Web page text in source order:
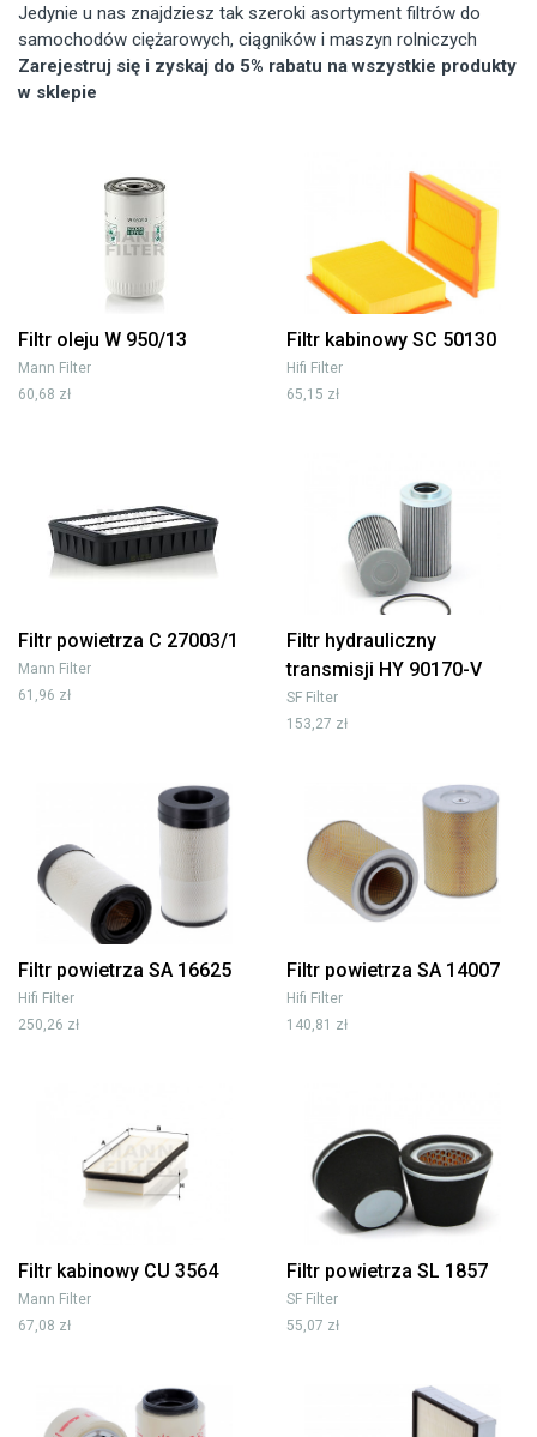
Jedynie u nas znajdziesz tak szeroki asortyment filtrów do
samochodów ciężarowych, ciągników i maszyn rolniczych
Zarejestruj się i zyskaj do 5% rabatu na wszystkie produkty
w sklepie
Filtr oleju W 950/13
Mann Filter
60,68 zł
Filtr kabinowy SC 50130
Hifi Filter
65,15 zł
Filtr powietrza C 27003/1
Mann Filter
61,96 zł
Filtr hydrauliczny
transmisji HY 90170-V
SF Filter
153,27 zł
Filtr powietrza SA 16625
Hifi Filter
250,26 zł
Filtr powietrza SA 14007
Hifi Filter
140,81 zł
Filtr kabinowy CU 3564
Mann Filter
67,08 zł
Filtr powietrza SL 1857
SF Filter
55,07 zł